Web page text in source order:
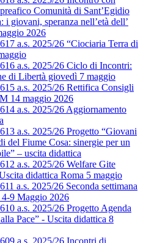
Comunità di Sant’Egidio
i giovani, speranza nell’età dell’
2026
a.s. 2025/26 “Ciociaria Terra di
a.s. 2025/26 Ciclo di Incontri:
di Libertà giovedì 7 maggio
a.s. 2025/26 Rettifica Consigli
14 maggio 2026
a.s. 2025/26 Aggiornamento
a.s. 2025/26 Progetto “Giovani
del Fiume Cosa: sinergie per un
– uscita didattica
a.s. 2025/26 Welfare Gite
didattica Roma 5 maggio
a.s. 2025/26 Seconda settimana
9 Maggio 2026
a.s. 2025/26 Progetto Agenda
Pace” - Uscita didattica 8